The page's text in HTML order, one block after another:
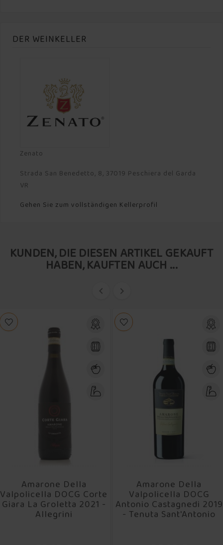
DER WEINKELLER
Zenato
Strada San Benedetto, 8, 37019 Peschiera del Garda
VR
Gehen Sie zum vollständigen Kellerprofil
KUNDEN, DIE DIESEN ARTIKEL GEKAUFT
HABEN, KAUFTEN AUCH ...
 
Amarone Della
Valpolicella DOCG Corte
Giara La Groletta 2021 -
Allegrini
Amarone Della
Valpolicella DOCG
Antonio Castagnedi 2019
- Tenuta Sant'Antonio